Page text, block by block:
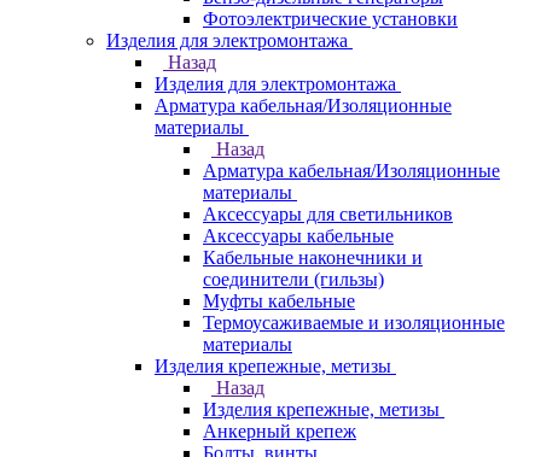
Фотоэлектрические установки
Изделия для электромонтажа
Назад
Изделия для электромонтажа
Арматура кабельная/Изоляционные
материалы
Назад
Арматура кабельная/Изоляционные
материалы
Аксессуары для светильников
Аксессуары кабельные
Кабельные наконечники и
соединители (гильзы)
Муфты кабельные
Термоусаживаемые и изоляционные
материалы
Изделия крепежные, метизы
Назад
Изделия крепежные, метизы
Анкерный крепеж
Болты, винты